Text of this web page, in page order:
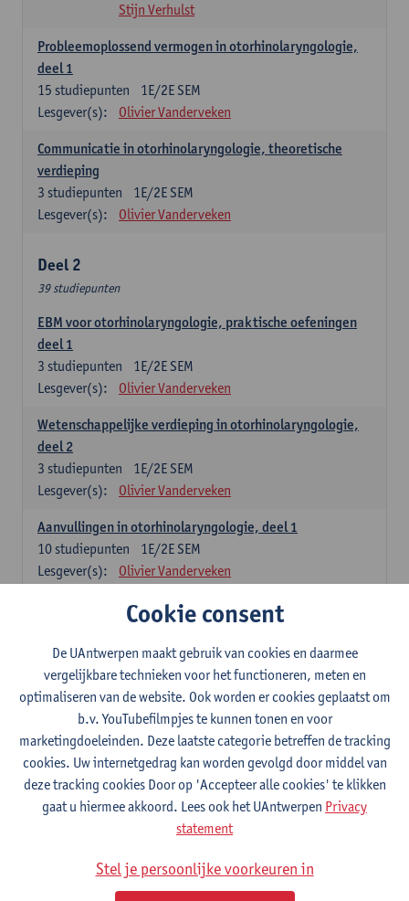
Stijn Verhulst
Probleemoplossend vermogen in otorhinolaryngologie,
deel 1
1E/2E SEM
15 studiepunten
Lesgever(s):
Olivier Vanderveken
Communicatie in otorhinolaryngologie, theoretische
verdieping
1E/2E SEM
3 studiepunten
Lesgever(s):
Olivier Vanderveken
Deel 2
39 studiepunten
EBM voor otorhinolaryngologie, praktische oefeningen
deel 1
1E/2E SEM
3 studiepunten
Lesgever(s):
Olivier Vanderveken
Wetenschappelijke verdieping in otorhinolaryngologie,
deel 2
1E/2E SEM
3 studiepunten
Lesgever(s):
Olivier Vanderveken
Aanvullingen in otorhinolaryngologie, deel 1
1E/2E SEM
10studiepunten
Lesgever(s):
Olivier Vanderveken
Vaardigheden in otorhinolaryngologie, deel 1
Lesgever(s):
Olivier Vanderveken
Probleemoplossend vermogen in otorhinolaryngologie,
1E/2E SEM
10 studiepunten
Lesgever(s):
Olivier Vanderveken
Communicatie in otorhinolaryngologie, praktische
oefeningen deel 1
1E/2E SEM
Cookie consent
De UAntwerpen maakt gebruik van cookies en daarmee
vergelijkbare technieken voor het functioneren, meten en
optimaliseren van de website. Ook worden er cookies geplaatst om
b.v. YouTubefilmpjes te kunnen tonen en voor
marketingdoeleinden. Deze laatste categorie betreffen de tracking
cookies. Uw internetgedrag kan worden gevolgd door middel van
deze tracking cookies Door op 'Accepteer alle cookies' te klikken
gaat u hiermee akkoord. Lees ook het UAntwerpen Privacy
statement
Stel je persoonlijke voorkeuren in